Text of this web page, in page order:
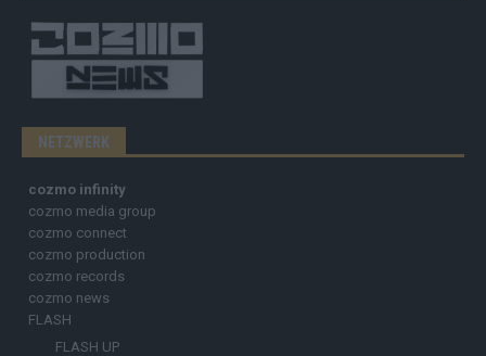
NETZWERK
cozmo infinity
cozmo media group
cozmo connect
cozmo production
cozmo records
cozmo news
FLASH
FLASH UP